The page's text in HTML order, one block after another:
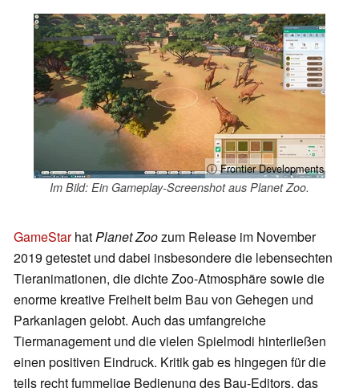
ⓘ Frontier Developments
Im Bild: Ein Gameplay-Screenshot aus Planet Zoo.
GameStarhatPlanet Zoozum Release im November
2019 getestet und dabei insbesondere die lebensechten
Tieranimationen, die dichte Zoo-Atmosphäre sowie die
enorme kreative Freiheit beim Bau von Gehegen und
Parkanlagen gelobt. Auch das umfangreiche
Tiermanagement und die vielen Spielmodi hinterließen
einen positiven Eindruck. Kritik gab es hingegen für die
teils recht fummelige Bedienung des Bau-Editors, das